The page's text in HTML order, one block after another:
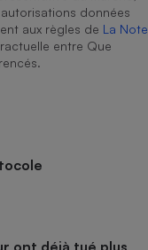
données
aux règles de La Note
entre Que
ont déjà tué plus